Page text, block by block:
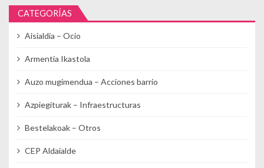
CATEGORÍAS
Aisialdia – Ocio
Armentia Ikastola
Auzo mugimendua – Acciones barrio
Azpiegiturak – Infraestructuras
Bestelakoak – Otros
CEP Aldaialde